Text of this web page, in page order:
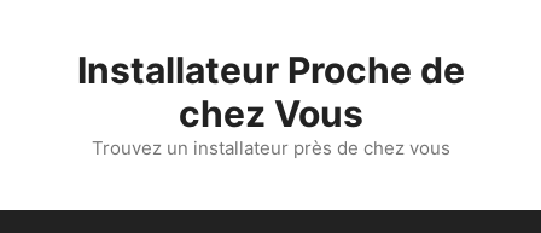
Installateur Proche de
chez Vous
Trouvez un installateur près de chez vous